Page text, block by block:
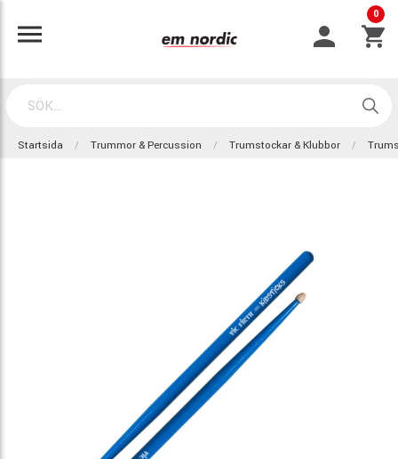
0
Startsida Trummor & Percussion Trumstockar & Klubbor